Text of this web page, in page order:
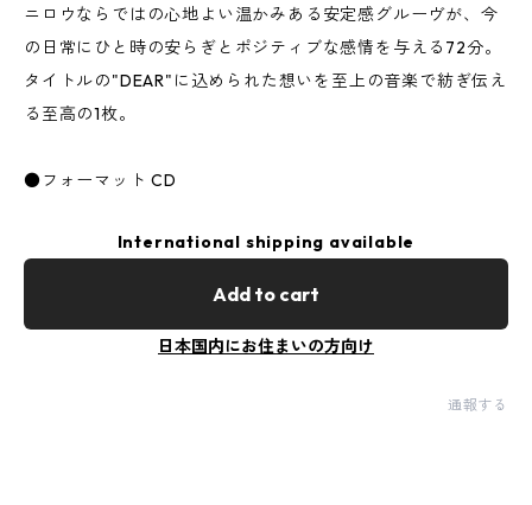
ニロウならではの心地よい温かみある安定感グルーヴが、今
の日常にひと時の安らぎとポジティブな感情を与える72分。
タイトルの"DEAR"に込められた想いを至上の音楽で紡ぎ伝え
る至高の1枚。
●フォーマット CD
International shipping available
Add to cart
日本国内にお住まいの方向け
通報する